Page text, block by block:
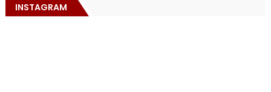
INSTAGRAM